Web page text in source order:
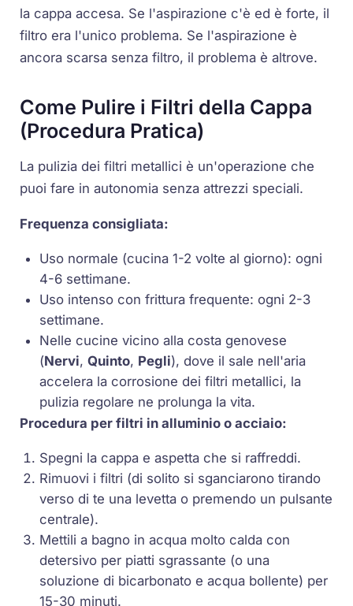
la cappa accesa. Se l'aspirazione c'è ed è forte, il
filtro era l'unico problema. Se l'aspirazione è
ancora scarsa senza filtro, il problema è altrove.
Come Pulire i Filtri della Cappa
(Procedura Pratica)
La pulizia dei filtri metallici è un'operazione che
puoi fare in autonomia senza attrezzi speciali.
Frequenza consigliata:
Uso normale (cucina 1-2 volte al giorno): ogni
4-6 settimane.
Uso intenso con frittura frequente: ogni 2-3
settimane.
Nelle cucine vicino alla costa genovese
(Nervi,Quinto, Pegli), dove il sale nell'aria
accelera la corrosione dei filtri metallici, la
pulizia regolare ne prolunga la vita.
Procedura per filtri in alluminio o acciaio:
Spegni la cappa e aspetta che si raffreddi.
Rimuovi i filtri (di solito si sganciarono tirando
verso di te una levetta o premendo un pulsante
centrale).
Mettili a bagno in acqua molto calda con
detersivo per piatti sgrassante (o una
soluzione di bicarbonato e acqua bollente) per
15-30 minuti.